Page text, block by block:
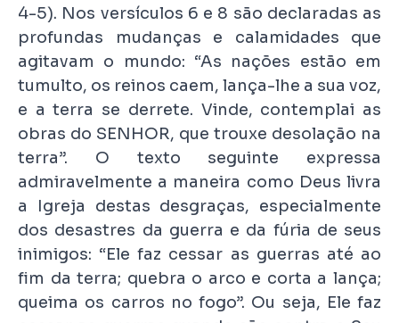
4-5). Nos versículos 6 e 8 são declaradas as
profundas mudanças e calamidades que
agitavam o mundo: “As nações estão em
tumulto, os reinos caem, lança-lhe a sua voz,
e a terra se derrete. Vinde, contemplai as
obras do SENHOR, que trouxe desolação na
terra”. O texto seguinte expressa
admiravelmente a maneira como Deus livra
a Igreja destas desgraças, especialmente
dos desastres da guerra e da fúria de seus
inimigos: “Ele faz cessar as guerras até ao
fim da terra; quebra o arco e corta a lança;
queima os carros no fogo”. Ou seja, Ele faz